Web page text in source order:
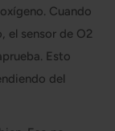
Cuando
el sensor de O2
Esto
del